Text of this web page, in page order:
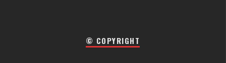
© COPYRIGHT